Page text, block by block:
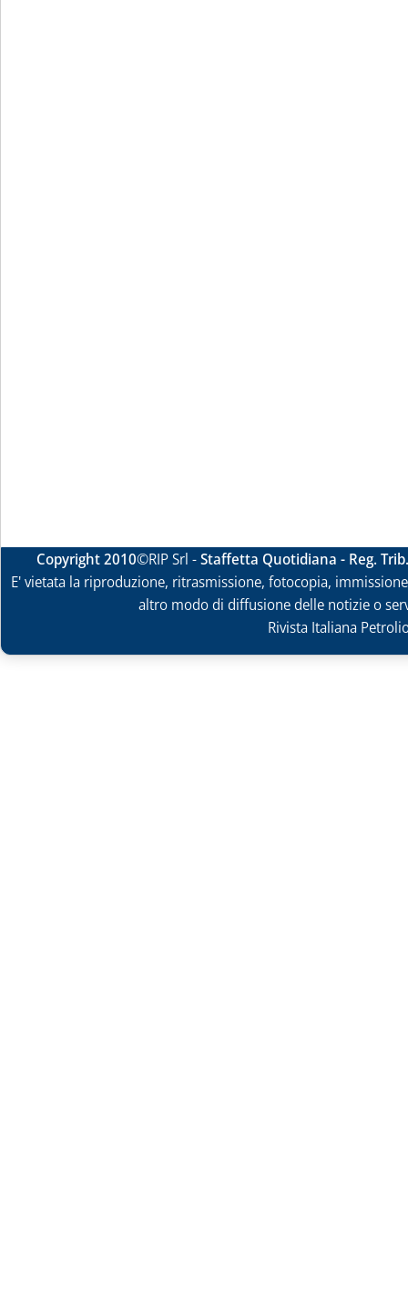
Copyright 2010©RIP Srl -Staffetta Quotidiana - Reg.
E' vietata la riproduzione, ritrasmissione, fotocopia,
altro modo di diffusione delle notizie o
Rivista Italiana